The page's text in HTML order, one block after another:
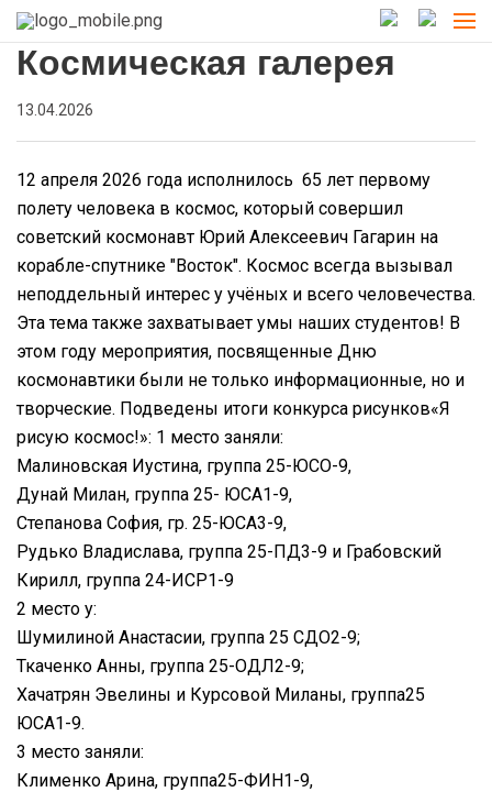
Космическая галерея
13.04.2026
12 апреля 2026 года исполнилось 65 лет первому
полету человека в космос, который совершил
советский космонавт Юрий Алексеевич Гагарин на
корабле-спутнике "Восток". Космос всегда вызывал
неподдельный интерес у учёных и всего человечества.
Эта тема также захватывает умы наших студентов! В
этом году мероприятия, посвященные Дню
космонавтики были не только информационные, но и
творческие. Подведены итоги конкурса рисунков«Я
рисую космос!»: 1 место заняли:
Малиновская Иустина, группа 25-ЮСО-9,
Дунай Милан, группа 25- ЮСА1-9,
Степанова София, гр. 25-ЮСА3-9,
Рудько Владислава, группа 25-ПД3-9 и Грабовский
Кирилл, группа 24-ИСР1-9
2 место у:
Шумилиной Анастасии, группа 25 СДО2-9;
Ткаченко Анны, группа 25-ОДЛ2-9;
Хачатрян Эвелины и Курсовой Миланы, группа25
ЮСА1-9.
3 место заняли:
Клименко Арина, группа25-ФИН1-9,